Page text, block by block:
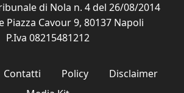
di Nola n. 4 del 26/08/2014
Piazza Cavour 9, 80137 Napoli
P.Iva 08215481212
Contatti Policy
Disclaimer